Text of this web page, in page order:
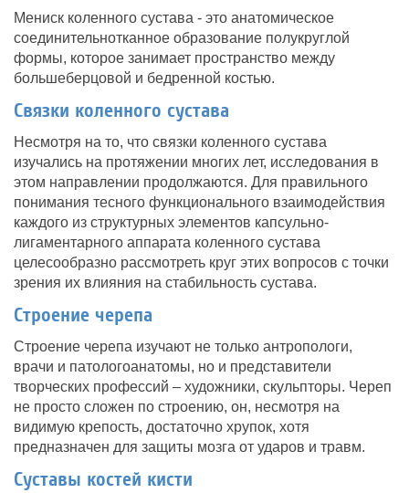
Мениск коленного сустава - это анатомическое
соединительнотканное образование полукруглой
формы, которое занимает пространство между
большеберцовой и бедренной костью.
Связки коленного сустава
Несмотря на то, что связки коленного сустава
изучались на протяжении многих лет, исследования в
этом направлении продолжаются. Для правильного
понимания тесного функционального взаимодействия
каждого из структурных элементов капсульно-
лигаментарного аппарата коленного сустава
целесообразно рассмотреть круг этих вопросов с точки
зрения их влияния на стабильность сустава.
Строение черепа
Строение черепа изучают не только антропологи,
врачи и патологоанатомы, но и представители
творческих профессий – художники, скульпторы. Череп
не просто сложен по строению, он, несмотря на
видимую крепость, достаточно хрупок, хотя
предназначен для защиты мозга от ударов и травм.
Суставы костей кисти